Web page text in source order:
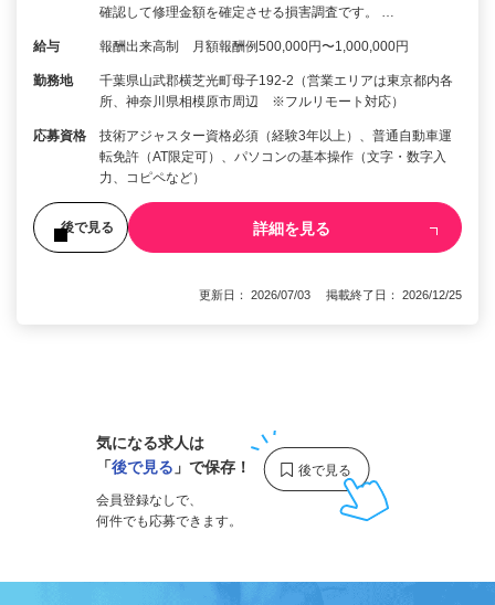
確認して修理金額を確定させる損害調査です。 …
給与 報酬出来高制 月額報酬例500,000円〜1,000,000円
勤務地
千葉県山武郡横芝光町母子192-2（営業エリアは東京都内各
所、神奈川県相模原市周辺 ※フルリモート対応）
応募資格
技術アジャスター資格必須（経験3年以上）、普通自動車運
転免許（AT限定可）、パソコンの基本操作（文字・数字入
力、コピペなど）
後で見る 詳細を見る
更新日： 2026/07/03 掲載終了日： 2026/12/25
気になる求人は
「後で見る 」で保存！
会員登録なしで、
何件でも応募できます。